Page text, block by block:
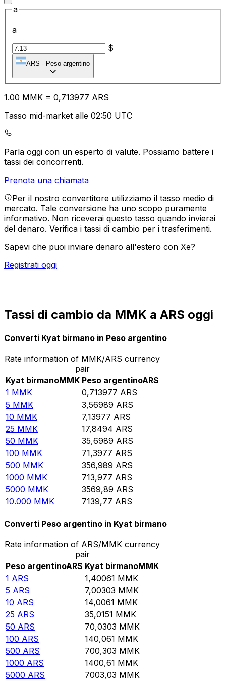
a
a
$
ARS - Peso argentino
1.00 MMK = 0,713977 ARS
Tasso mid-market alle 02:50 UTC
Parla oggi con un esperto di valute. Possiamo battere i
tassi dei concorrenti.
Prenota una chiamata
Per il nostro convertitore utilizziamo il tasso medio di
mercato. Tale conversione ha uno scopo puramente
informativo. Non riceverai questo tasso quando invierai
del denaro. Verifica i tassi di cambio per i trasferimenti.
Sapevi che puoi inviare denaro all'estero con Xe?
Registrati oggi
Tassi di cambio da MMK a ARS oggi
Converti Kyat birmano in Peso argentino
Rate information of MMK/ARS currency
pair
Kyat birmanoMMK Peso argentinoARS
1 MMK 0,713977 ARS
5 MMK 3,56989 ARS
10 MMK 7,13977 ARS
25 MMK 17,8494 ARS
50 MMK 35,6989 ARS
100 MMK 71,3977 ARS
500 MMK 356,989 ARS
1000 MMK 713,977 ARS
5000 MMK 3569,89 ARS
10.000 MMK 7139,77 ARS
Converti Peso argentino in Kyat birmano
Rate information of ARS/MMK currency
pair
Peso argentinoARS Kyat birmanoMMK
1 ARS 1,40061 MMK
5 ARS 7,00303 MMK
10 ARS 14,0061 MMK
25 ARS 35,0151 MMK
50 ARS 70,0303 MMK
100 ARS 140,061 MMK
500 ARS 700,303 MMK
1000 ARS 1400,61 MMK
5000 ARS 7003,03 MMK